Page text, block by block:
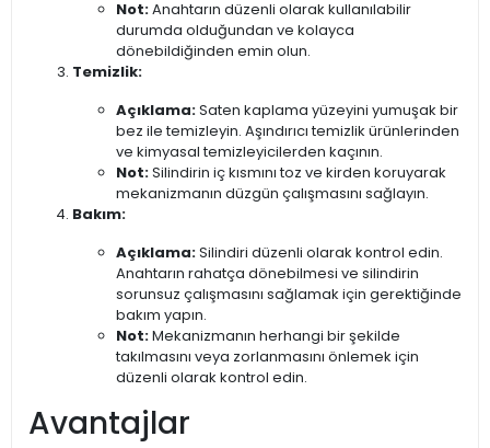
Not:Anahtarın düzenli olarak kullanılabilir
durumda olduğundan ve kolayca
dönebildiğinden emin olun.
Temizlik:
Açıklama:Saten kaplama yüzeyini yumuşak bir
bez ile temizleyin. Aşındırıcı temizlik ürünlerinden
ve kimyasal temizleyicilerden kaçının.
Not:Silindirin iç kısmını toz ve kirden koruyarak
mekanizmanın düzgün çalışmasını sağlayın.
Bakım:
Açıklama:Silindiri düzenli olarak kontrol edin.
Anahtarın rahatça dönebilmesi ve silindirin
sorunsuz çalışmasını sağlamak için gerektiğinde
bakım yapın.
Not:Mekanizmanın herhangi bir şekilde
takılmasını veya zorlanmasını önlemek için
düzenli olarak kontrol edin.
Avantajlar